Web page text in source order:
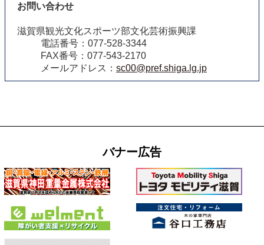
お問い合わせ
滋賀県観光文化スポーツ部文化芸術振興課
電話番号：077-528-3344
FAX番号：077-543-2170
メールアドレス： sc00@pref.shiga.lg.jp
バナー広告